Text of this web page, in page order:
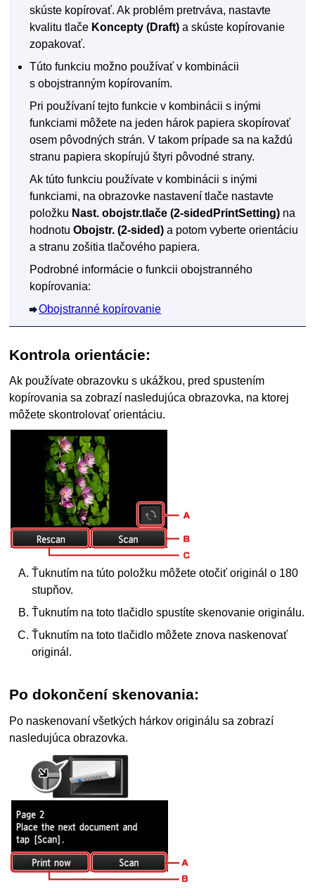
skúste kopírovať. Ak problém pretrváva, nastavte
kvalitu tlače Koncepty (Draft) a skúste kopírovanie
zopakovať.
Túto funkciu možno používať v kombinácii
s obojstranným kopírovaním.
Pri používaní tejto funkcie v kombinácii s inými
funkciami môžete na jeden hárok papiera skopírovať
osem pôvodných strán. V takom prípade sa na každú
stranu papiera skopírujú štyri pôvodné strany.
Ak túto funkciu používate v kombinácii s inými
funkciami, na obrazovke nastavení tlače nastavte
položku Nast. obojstr.tlače (2-sidedPrintSetting) na
hodnotuObojstr. (2-sided) a potom vyberte orientáciu
a stranu zošitia tlačového papiera.
Podrobné informácie o funkcii obojstranného
kopírovania:
Obojstranné kopírovanie
Kontrola orientácie:
Ak používate obrazovku s ukážkou, pred spustením
kopírovania sa zobrazí nasledujúca obrazovka, na ktorej
môžete skontrolovať orientáciu.
Ťuknutím na túto položku môžete otočiť originál o 180
stupňov.
Ťuknutím na toto tlačidlo spustíte skenovanie originálu.
Ťuknutím na toto tlačidlo môžete znova naskenovať
originál.
Po dokončení skenovania:
Po naskenovaní všetkých hárkov originálu sa zobrazí
nasledujúca obrazovka.